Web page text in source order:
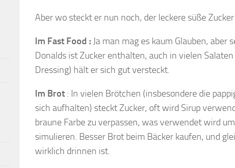
Aber wo steckt er nun noch, der leckere süße
Im Fast Food : Ja man mag es kaum Glauben, aber
Donalds ist Zucker enthalten, auch in vielen
Dressing) hält er sich gut versteckt.
Im Brot : In vielen Brötchen (insbesondere die
sich aufhalten) steckt Zucker, oft wird Sirup
braune Farbe zu verpassen, was verwendet wird
simulieren. Besser Brot beim Bäcker kaufen, und
wirklich drinnen ist.